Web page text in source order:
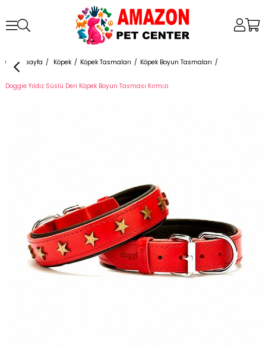
Anasayfa Köpek Köpek Tasmaları Köpek Boyun Tasmaları
Doggie Yıldız Süslü Deri Köpek Boyun Tasması Kırmızı